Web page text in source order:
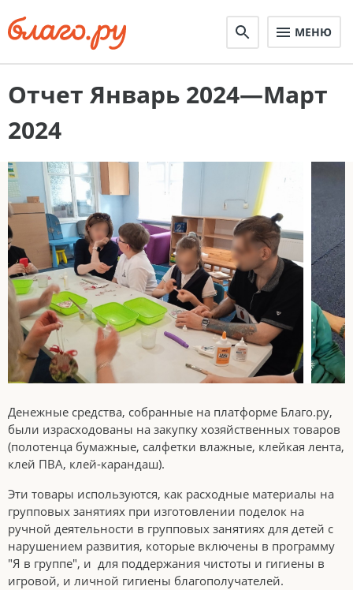
МЕНЮ
Отчет Январь 2024—Март
2024
Денежные средства, собранные на платформе Благо.ру,
были израсходованы на закупку хозяйственных товаров
(полотенца бумажные, салфетки влажные, клейкая лента,
клей ПВА, клей-карандаш).
Эти товары используются, как расходные материалы на
групповых занятиях при изготовлении поделок на
ручной деятельности в групповых занятиях для детей с
нарушением развития, которые включены в программу
"Я в группе", и для поддержания чистоты и гигиены в
игровой, и личной гигиены благополучателей.